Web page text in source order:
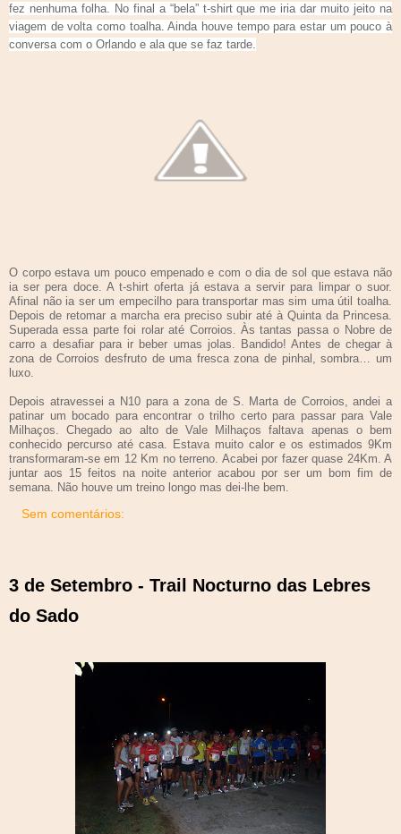
fez nenhuma folha. No final a “bela” t-shirt que me iria dar muito jeito na
viagem de volta como toalha. Ainda houve tempo para estar um pouco à
conversa com o Orlando e ala que se faz tarde.
O corpo estava um pouco empenado e com o dia de sol que estava não
ia ser pera doce. A t-shirt oferta já estava a servir para limpar o suor.
Afinal não ia ser um empecilho para transportar mas sim uma útil toalha.
Depois de retomar a marcha era preciso subir até à Quinta da Princesa.
Superada essa parte foi rolar até Corroios. Às tantas passa o Nobre de
carro a desafiar para ir beber umas jolas. Bandido! Antes de chegar à
zona de Corroios desfruto de uma fresca zona de pinhal, sombra… um
luxo.
Depois atravessei a N10 para a zona de S. Marta de Corroios, andei a
patinar um bocado para encontrar o trilho certo para passar para Vale
Milhaços. Chegado ao alto de Vale Milhaços faltava apenas o bem
conhecido percurso até casa. Estava muito calor e os estimados 9Km
transformaram-se em 12 Km no terreno. Acabei por fazer quase 24Km. A
juntar aos 15 feitos na noite anterior acabou por ser um bom fim de
semana. Não houve um treino longo mas dei-lhe bem.
Sem comentários:
3 de Setembro - Trail Nocturno das Lebres
do Sado